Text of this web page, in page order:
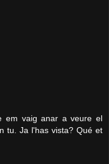
em vaig anar a veure el
tu. Ja l'has vista? Qué et